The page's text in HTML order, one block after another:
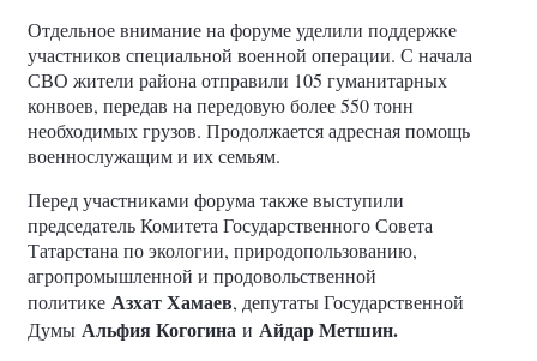
Отдельное внимание на форуме уделили поддержке
участников специальной военной операции. С начала
СВО жители района отправили 105 гуманитарных
конвоев, передав на передовую более 550 тонн
необходимых грузов. Продолжается адресная помощь
военнослужащим и их семьям.
Перед участниками форума также выступили
председатель Комитета Государственного Совета
Татарстана по экологии, природопользованию,
агропромышленной и продовольственной
политике Азхат Хамаев, депутаты Государственной
Думы Альфия Когогина и Айдар Метшин.